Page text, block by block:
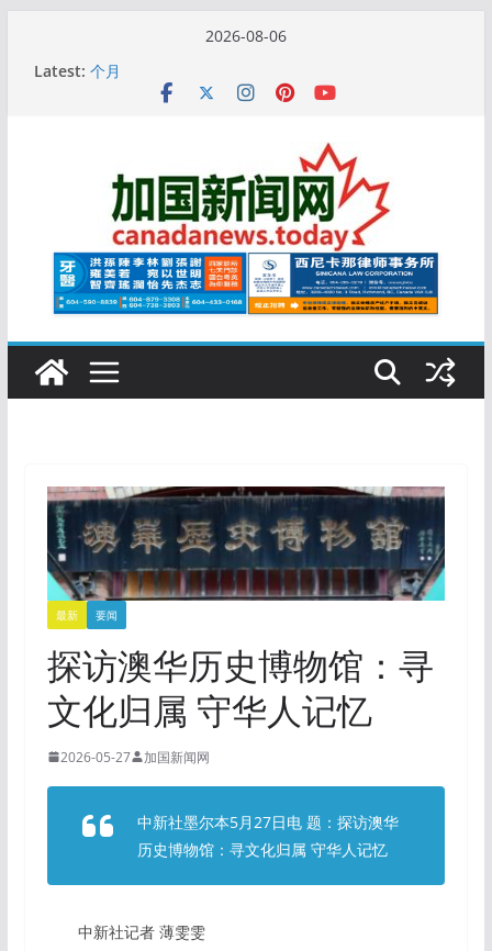
2026-08-06
Latest: 10万人排队入籍加拿大！美占一半，现在申请要等19
加拿大人平均周薪升至此数！你有没有？
特鲁多半裸与水果姐海滩激吻! 热恋一年感情持续升温
更多名校恢复SAT 考试，新学年大学申请开跑7个大不
最新 要闻
探访澳华历史博物馆：寻
文化归属 守华人记忆
2026-05-27 加国新闻网
中新社墨尔本5月27日电 题：探访澳华
历史博物馆：寻文化归属 守华人记忆
中新社记者 薄雯雯